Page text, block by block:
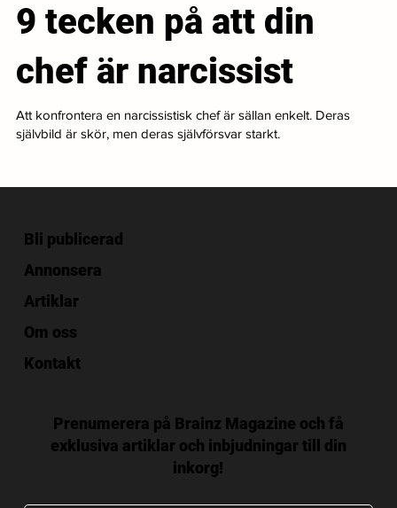
9 tecken på att din
chef är narcissist
Att konfrontera en narcissistisk chef är sällan enkelt. Deras
självbild är skör, men deras självförsvar starkt.
Bli publicerad
Annonsera
Artiklar
Om oss
Kontakt
Prenumerera på Brainz Magazine och få
exklusiva artiklar och inbjudningar till din
inkorg!